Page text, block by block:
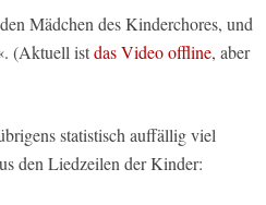
Mädchen des Kinderchores, und
(Aktuell istdas Video offline, aber
statistisch auffällig viel
den Liedzeilen der Kinder: